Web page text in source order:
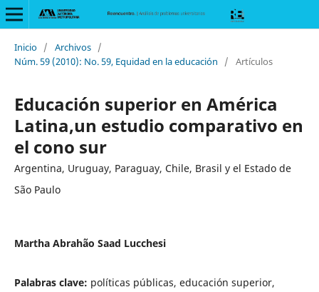
Inicio / Archivos /
Núm. 59 (2010): No. 59, Equidad en la educación
/ Artículos
Educación superior en América
Latina,un estudio comparativo en
el cono sur
Argentina, Uruguay, Paraguay, Chile, Brasil y el Estado de
São Paulo
Martha Abrahão Saad Lucchesi
Palabras clave: políticas públicas, educación superior,